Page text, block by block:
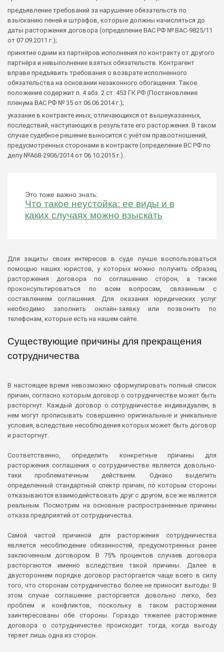
предъявление требований за нарушение обязательств по
взысканию пеней и штрафов, которые должны начисляться до
даты расторжения договора (определение ВАС РФ № ВАС-9825/11
от 07.09.2011 г.);
принятие одним из партнёров исполнения по контракту от другого
партнёра и невыполнение взятых обязательств. Контрагент
вправе предъявить требования о возврате исполненного
обязательства на основании незаконного обогащения. Такое
положение содержит п. 4 абз. 2 ст. 453 ГК РФ (Постановление
пленума ВАС РФ № 35 от 06.06.2014 г.);
указание в контракте иных, отличающихся от вышеуказанных,
последствий, наступающих в результате его расторжения. В таком
случае судебное решение выносится с учётом правоотношений,
предусмотренных сторонами в контракте (определение ВС РФ по
делу №А68-2906/2014 от 06.10.2015 г.).
Это тоже важно знать:
Что такое неустойка: ее виды и в
каких случаях можно взыскать
Для защиты своих интересов в суде лучше воспользоваться
помощью наших юристов, у которых можно получить образец
расторжения договора по соглашению сторон, а также
проконсультироваться по всем вопросам, связанным с
составлением соглашения. Для оказания юридических услуг
необходимо заполнить онлайн-заявку или позвонить по
телефонам, которые есть на нашем сайте.
Существующие причины для прекращения
сотрудничества
В настоящее время невозможно сформулировать полный список
причин, согласно которым договор о сотрудничестве может быть
расторгнут. Каждый договор о сотрудничестве индивидуален, в
нем могут прописывать совершенно оригинальные и уникальные
условия, вследствие несоблюдения которых может быть договор
и расторгнут.
Соответственно, определить конкретные причины для
расторжения соглашения о сотрудничестве является довольно-
таки проблематичным действием. Однако выделить
определенный стандартный спектр причин, по которым стороны
отказываются взаимодействовать друг с другом, все же является
реальным. Посмотрим на основные распространенные причины
отказа предприятий от сотрудничества.
Самой частой причиной для расторжения сотрудничества
является несоблюдение обязанностей, предусмотренных ранее
заключенным договором. В 75% процентов случаев договора
расторгаются именно вследствие такой причины. Далее в
двустороннем порядке договор расторгается чаще всего в силу
того, что сторонам сотрудничество более не приносит выгоды. В
этом случае соглашение расторгается довольно легко, без
проблем и конфликтов, поскольку в таком расторжении
заинтересованы обе стороны. Гораздо тяжелее расторжение
договора о сотрудничестве происходит тогда, когда выгоду
теряет лишь одна из сторон.